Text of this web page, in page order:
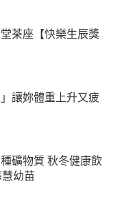
茶座【快樂生辰獎
」讓妳體重上升又疲
礦物質 秋冬健康飲
幼苗